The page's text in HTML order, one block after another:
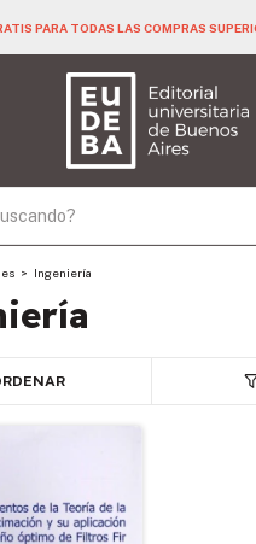
PARA TODAS LAS COMPRAS
> Ingeniería